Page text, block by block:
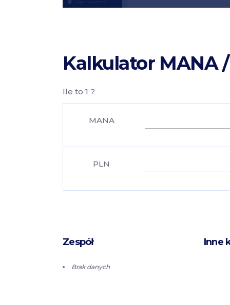
Kalkulator MANA
Ile to 1 ?
MANA
PLN
Zespół
Brak danych
Inne